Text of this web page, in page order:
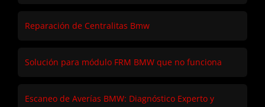
Reparación de Centralitas Bmw
Solución para módulo FRM BMW que no funciona
Escaneo de Averías BMW: Diagnóstico Experto y